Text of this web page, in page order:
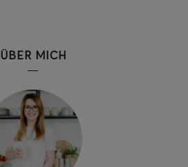
ÜBER MICH